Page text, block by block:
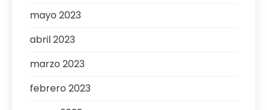
mayo 2023
abril 2023
marzo 2023
febrero 2023